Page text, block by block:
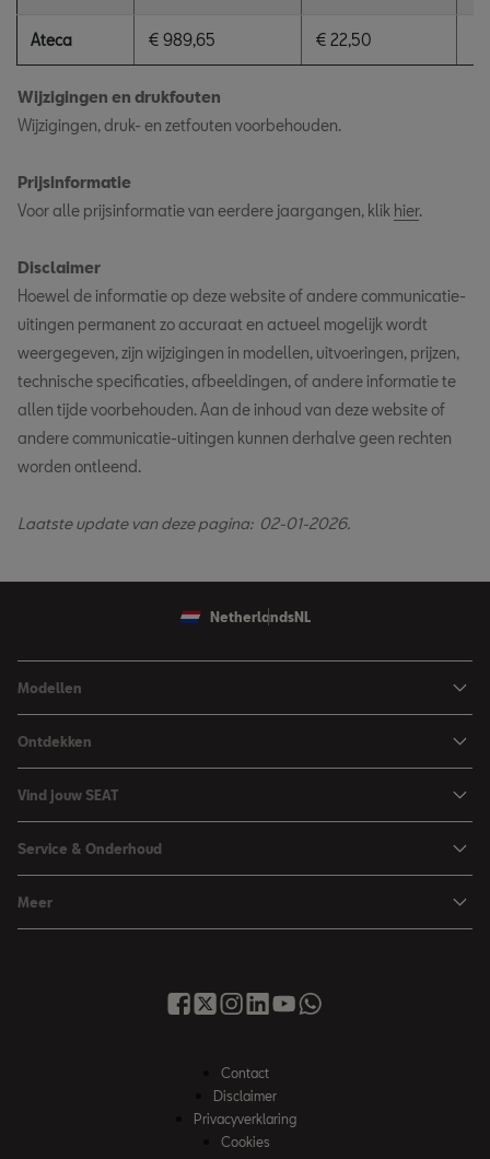
Ateca € 989,65 € 22,50
Wijzigingen en drukfouten
Wijzigingen, druk- en zetfouten voorbehouden.
Prijsinformatie
Voor alle prijsinformatie van eerdere jaargangen, klik hier.
Disclaimer
Hoewel de informatie op deze website of andere communicatie-
uitingen permanent zo accuraat en actueel mogelijk wordt
weergegeven, zijn wijzigingen in modellen, uitvoeringen, prijzen,
technische specificaties, afbeeldingen, of andere informatie te
allen tijde voorbehouden. Aan de inhoud van deze website of
andere communicatie-uitingen kunnen derhalve geen rechten
worden ontleend.
Laatste update van deze pagina: 02-01-2026.
Netherlands NL
Modellen
Arona
Leon
Leon Sportstourer
Ateca
Ontdekken
Financieren
Zakelijk rijden
Hybride rijden
Over SEAT
Vind jouw SEAT
Brochure & prijslijst
Proefrit aanvragen
Service & Onderhoud
Vind je dealer
Meer
SEAT Financial Services
Informatie voor universele autobedrijven
Contact
Disclaimer
Privacyverklaring
Cookies